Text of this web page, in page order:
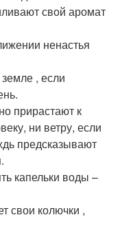
свой аромат
ненастья
, если
прирастают к
ни ветру, если
предсказывают
капельки воды –
свои колючки ,